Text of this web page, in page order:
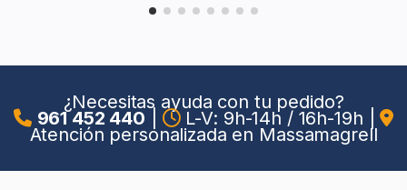
¿Necesitas ayuda con tu pedido?
961 452 440 L-V: 9h-14h / 16h-19h
Atención personalizada en Massamagrell